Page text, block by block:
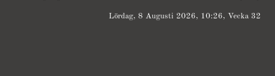
Lördag, 8 Augusti 2026, 10:26, Vecka 32